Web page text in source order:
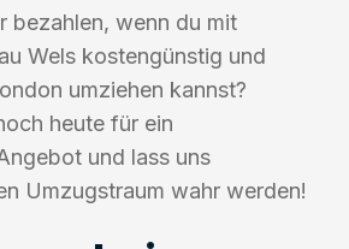
bezahlen, wenn du mit
Wels kostengünstig und
umziehen kannst?
heute für ein
und lass uns
Umzugstraum wahr werden!